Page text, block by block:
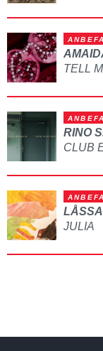
RINO
CLUB
JULIA